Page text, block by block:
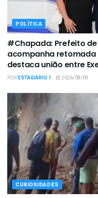
POLÍTICA
#Chapada: Prefeito
acompanha
destaca união entre
PORESTAGIÁRIO 1 2026/08/09
CURIOSIDADES